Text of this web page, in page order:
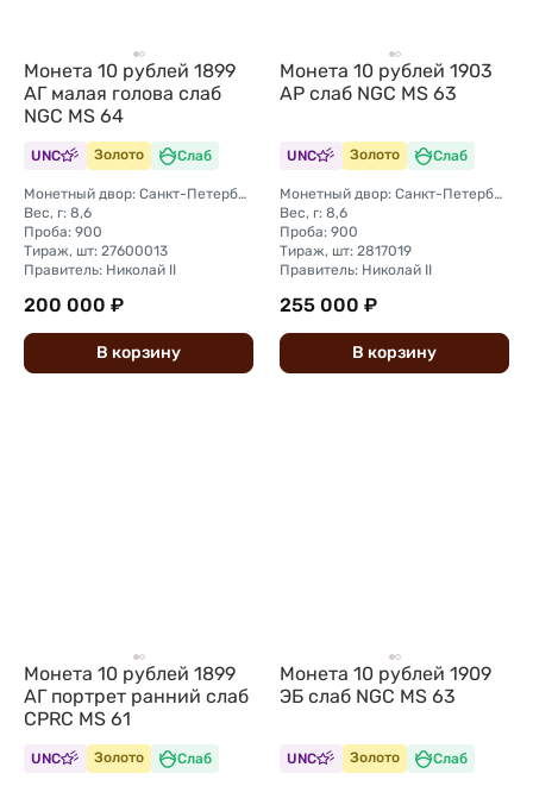
Монета 10 рублей 1899
АГ малая голова слаб
NGC MS 64
UNC Золото Слаб
Монетный двор: Санкт-Петербургский монетный двор
Вес, г: 8,6
Проба: 900
Тираж, шт: 27600013
Правитель: Николай II
200 000 ₽
В корзину
Монета 10 рублей 1903
АР слаб NGC MS 63
UNC Золото Слаб
Монетный двор: Санкт-Петербургский монетный двор
Вес, г: 8,6
Проба: 900
Тираж, шт: 2817019
Правитель: Николай II
255 000 ₽
В корзину
Монета 10 рублей 1899
АГ портрет ранний слаб
CPRC MS 61
UNC Золото Слаб
Монета 10 рублей 1909
ЭБ слаб NGC MS 63
UNC Золото Слаб